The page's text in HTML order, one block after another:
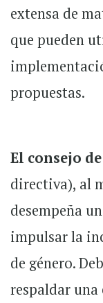
extensa de
que pueden
propuestas.
El consejo
directiva), al
desempeña
impulsar la
de género.
respaldar